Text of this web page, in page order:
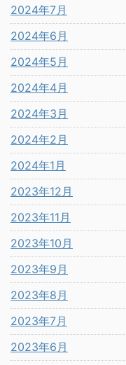
2024年7月
2024年6月
2024年5月
2024年4月
2024年3月
2024年2月
2024年1月
2023年12月
2023年11月
2023年10月
2023年9月
2023年8月
2023年7月
2023年6月